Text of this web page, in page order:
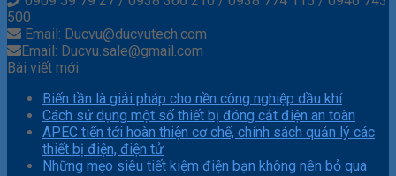
500
Email: Ducvu@ducvutech.com
Email: Ducvu.sale@gmail.com
Bài viết mới
Biến tần là giải pháp cho nền công nghiệp dầu khí
Cách sử dụng một số thiết bị đóng cắt điện an toàn
APEC tiến tới hoàn thiện cơ chế, chính sách quản lý các
thiết bị điện, điện tử
Những mẹo siêu tiết kiệm điện bạn không nên bỏ qua